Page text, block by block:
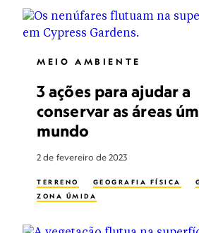
MEIO AMBIENTE
3 ações para ajudar a
conservar as áreas
mundo
2 de fevereiro de 2023
TERRENO GEOGRAFIA FÍSICA
ZONA ÚMIDA